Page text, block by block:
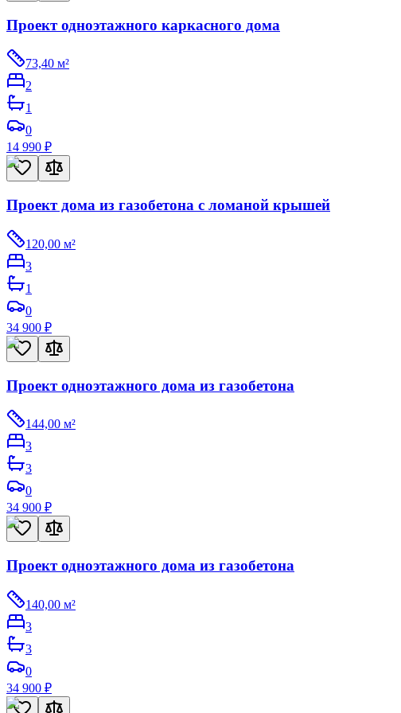
Проект одноэтажного каркасного дома
73,40 м²
2
1
0
14 990 ₽
Проект дома из газобетона с ломаной крышей
120,00 м²
3
1
0
34 900 ₽
Проект одноэтажного дома из газобетона
144,00 м²
3
3
0
34 900 ₽
Проект одноэтажного дома из газобетона
140,00 м²
3
3
0
34 900 ₽